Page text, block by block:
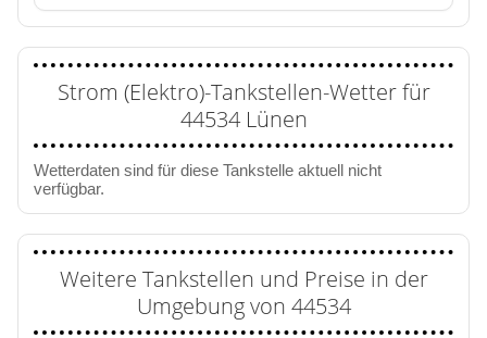
Strom (Elektro)-Tankstellen-Wetter für
44534 Lünen
Wetterdaten sind für diese Tankstelle aktuell nicht
verfügbar.
Weitere Tankstellen und Preise in der
Umgebung von 44534